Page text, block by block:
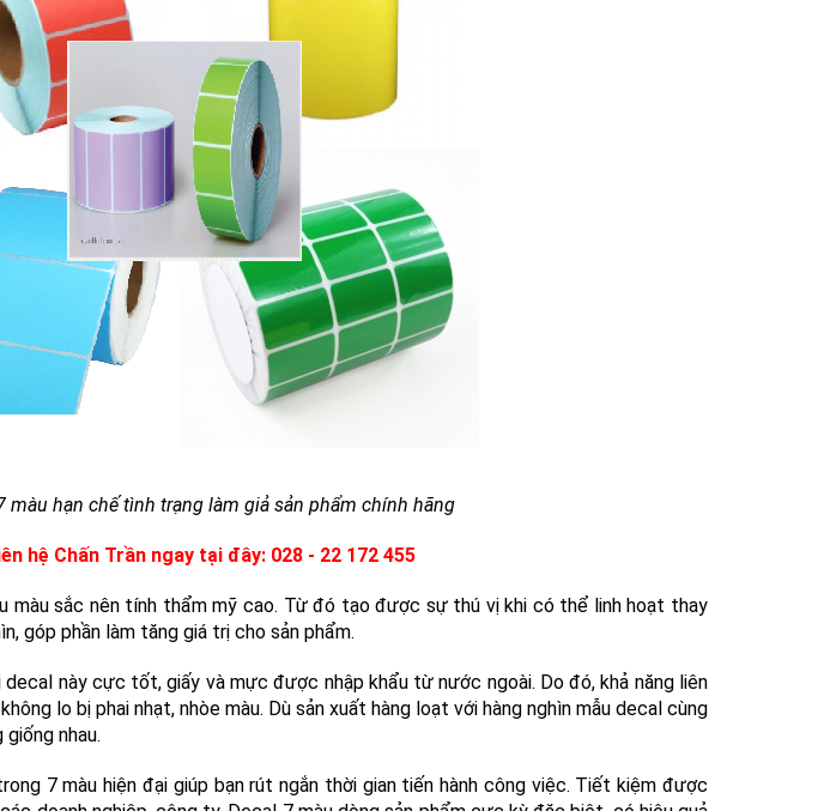
màu hạn chế tình trạng làm giả sản phẩm chính hãng
hệ Chấn Trần ngay tại đây: 028 - 22 172 455
màu sắc nên tính thẩm mỹ cao. Từ đó tạo được sự thú vị khi có thể linh hoạt thay
góp phần làm tăng giá trị cho sản phẩm.
này cực tốt, giấy và mực được nhập khẩu từ nước ngoài. Do đó, khả năng liên
lo bị phai nhạt, nhòe màu. Dù sản xuất hàng loạt với hàng nghìn mẫu decal cùng
nhau.
7 màu hiện đại giúp bạn rút ngắn thời gian tiến hành công việc. Tiết kiệm được
Decal cuộn giấy in mã vạch 2
tem 50x90mm x 50m, bo góc
146.000đ